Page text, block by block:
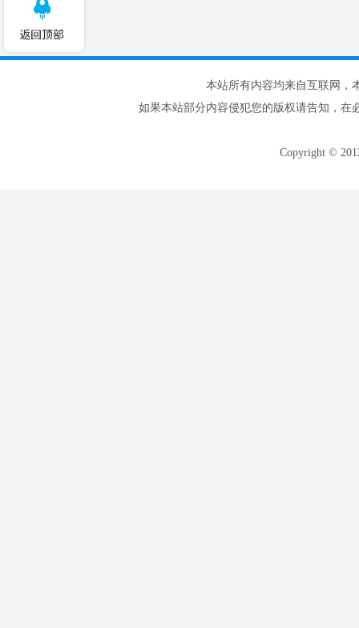
本站所有内容均来自互联网，
如果本站部分内容侵犯您的版权请告知，在
Copyright ©